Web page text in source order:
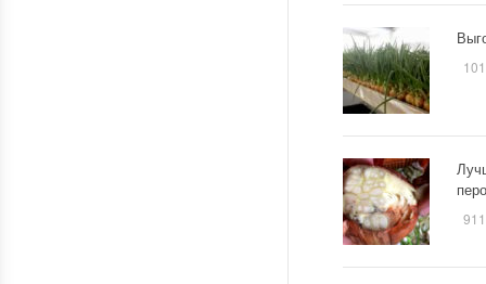
перо